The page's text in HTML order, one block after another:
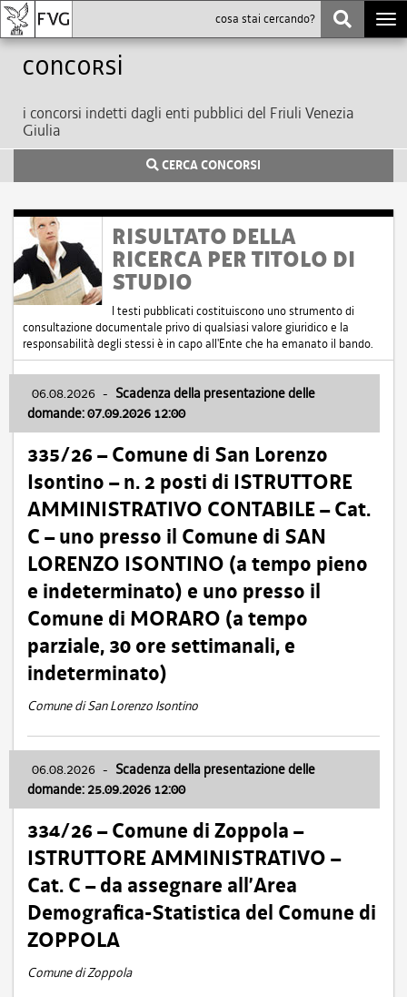
Concorsi
i concorsi indetti dagli enti pubblici del Friuli Venezia
Giulia
CERCA CONCORSI
RISULTATO DELLA
RICERCA PER TITOLO DI
STUDIO
I testi pubblicati costituiscono uno strumento di
consultazione documentale privo di qualsiasi valore giuridico e la
responsabilità degli stessi è in capo all'Ente che ha emanato il bando.
06.08.2026 - Scadenza della presentazione delle
domande: 07.09.2026 12:00
335/26 – Comune di San Lorenzo
Isontino – n. 2 posti di ISTRUTTORE
AMMINISTRATIVO CONTABILE – Cat.
C – uno presso il Comune di SAN
LORENZO ISONTINO (a tempo pieno
e indeterminato) e uno presso il
Comune di MORARO (a tempo
parziale, 30 ore settimanali, e
indeterminato)
Comune di San Lorenzo Isontino
06.08.2026 - Scadenza della presentazione delle
domande: 25.09.2026 12:00
334/26 – Comune di Zoppola –
ISTRUTTORE AMMINISTRATIVO –
Cat. C – da assegnare all’Area
Demografica-Statistica del Comune di
ZOPPOLA
Comune di Zoppola